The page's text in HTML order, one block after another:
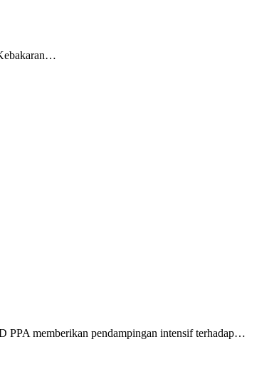
PPA memberikan pendampingan intensif terhadap…